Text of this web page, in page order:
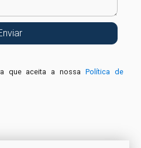
que aceita a nossaPolítica de